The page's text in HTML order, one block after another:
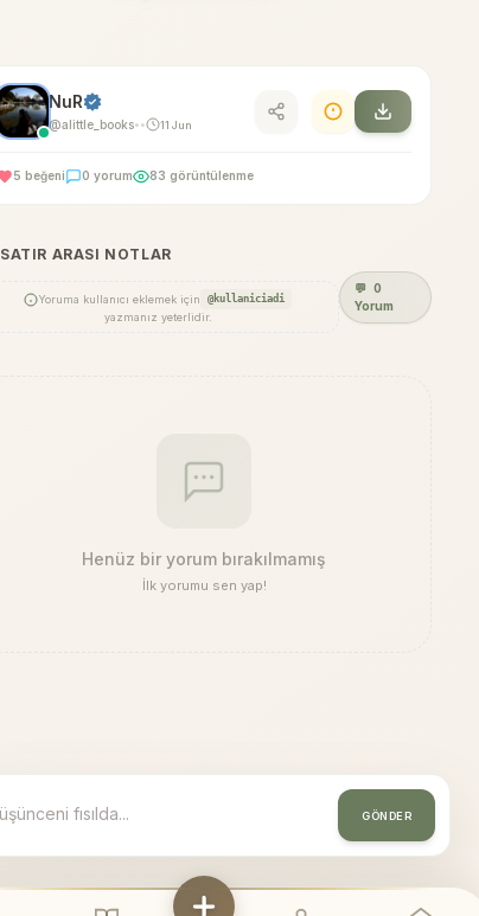
NuR
@alittle_books• • 11 Jun
5 beğeni 0 yorum 83 görüntülenme
SATIR ARASI NOTLAR
Yoruma kullanıcı eklemek için @kullaniciadi
yazmanız yeterlidir.
💬 0
Yorum
Henüz bir yorum bırakılmamış
İlk yorumu sen yap!
GÖNDER